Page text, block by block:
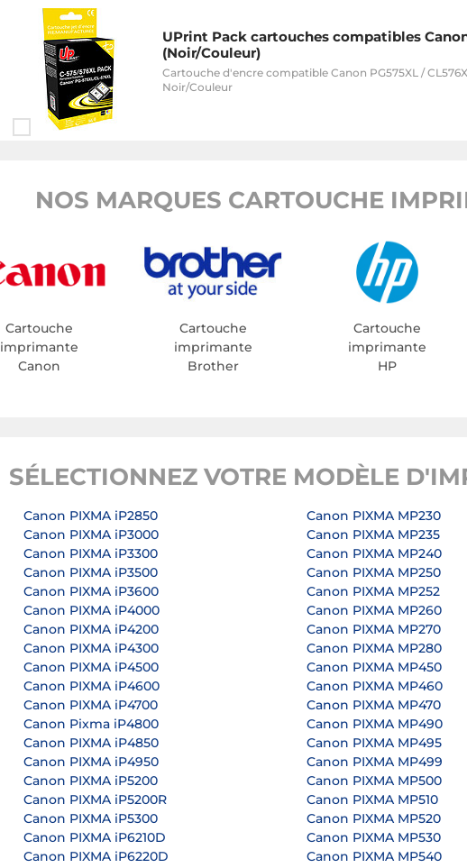
UPrint Pack cartouches compatibles
(Noir/Couleur)
Cartouche d'encre compatible Canon PG575XL /
Noir/Couleur
NOS MARQUES CARTOUCHE
Cartouche
imprimante
Canon
Cartouche
imprimante
Brother
Cartouche
imprimante
HP
SÉLECTIONNEZ VOTRE MODÈLE
Canon PIXMA iP2850
Canon PIXMA iP3000
Canon PIXMA iP3300
Canon PIXMA iP3500
Canon PIXMA iP3600
Canon PIXMA iP4000
Canon PIXMA iP4200
Canon PIXMA iP4300
Canon PIXMA iP4500
Canon PIXMA iP4600
Canon PIXMA iP4700
Canon Pixma iP4800
Canon PIXMA iP4850
Canon PIXMA iP4950
Canon PIXMA iP5200
Canon PIXMA iP5200R
Canon PIXMA iP5300
Canon PIXMA iP6210D
Canon PIXMA iP6220D
Canon PIXMA MP230
Canon PIXMA MP235
Canon PIXMA MP240
Canon PIXMA MP250
Canon PIXMA MP252
Canon PIXMA MP260
Canon PIXMA MP270
Canon PIXMA MP280
Canon PIXMA MP450
Canon PIXMA MP460
Canon PIXMA MP470
Canon PIXMA MP490
Canon PIXMA MP495
Canon PIXMA MP499
Canon PIXMA MP500
Canon PIXMA MP510
Canon PIXMA MP520
Canon PIXMA MP530
Canon PIXMA MP540